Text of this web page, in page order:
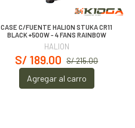
CASE C/FUENTE HALION STUKA CR11
BLACK +500W - 4 FANS RAINBOW
HALION
S/ 215.00
S/ 189.00
Agregar al carro